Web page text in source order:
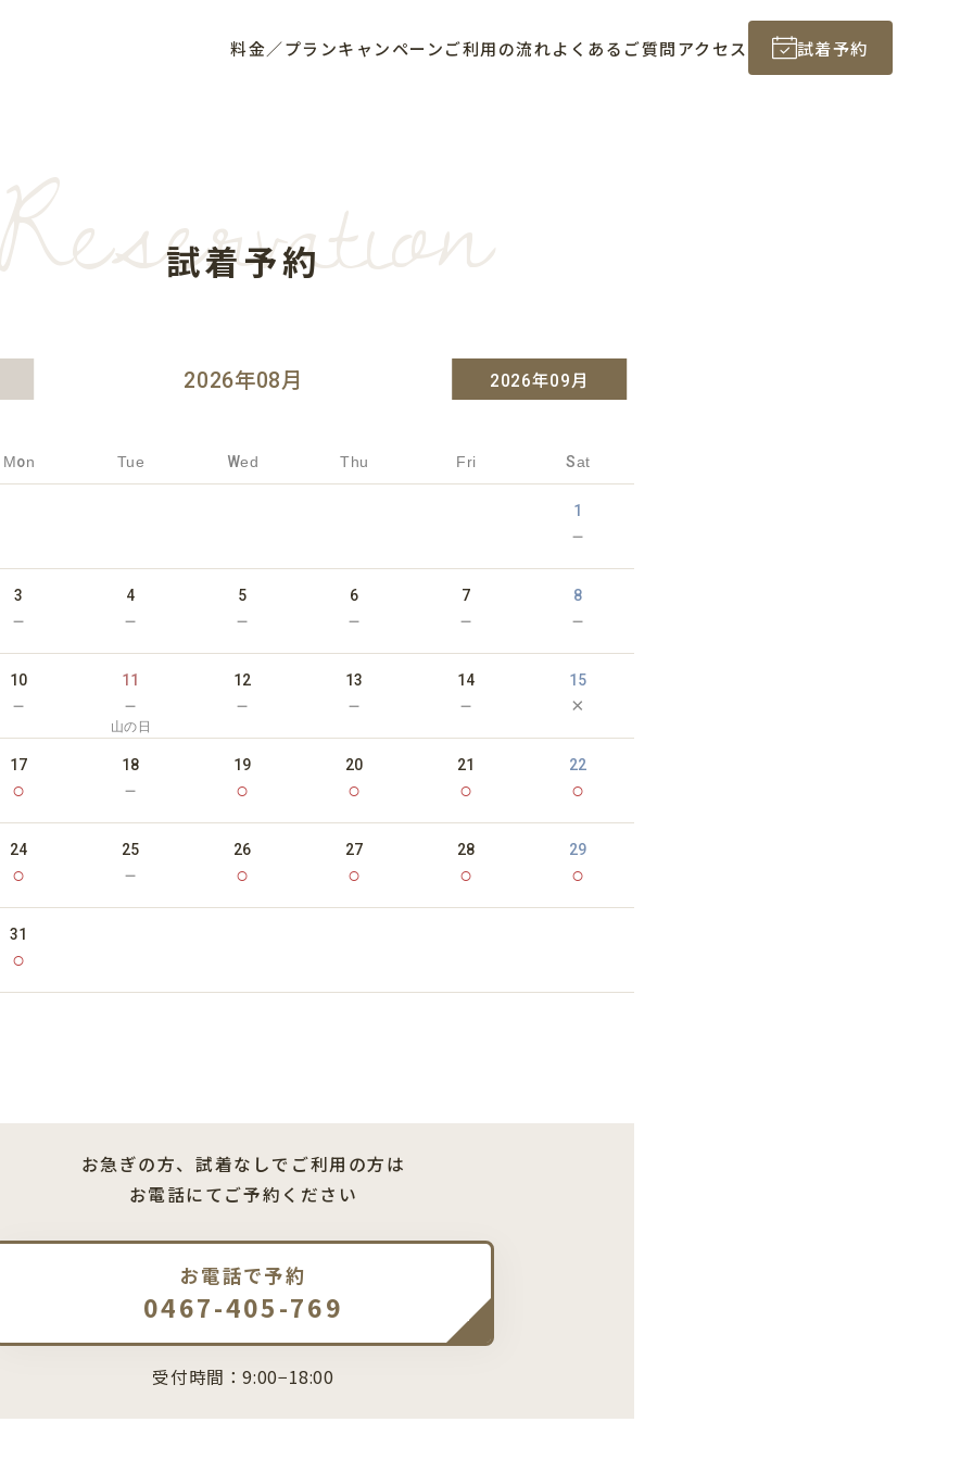
料金／プランキャンペーンご利用の流れよくあるご質問アクセス 試着予約
試着予約
2026年08月 2026年09月
Mon Tue Wed Thu Fri Sat
1
－
3
－
4
－
5
－
6
－
7
－
8
－
10
－
11
－
山の日
12
－
13
－
14
－
15
×
17
○
18
－
19
○
20
○
21
○
22
○
24
○
25
－
26
○
27
○
28
○
29
○
31
○
お急ぎの方、試着なしでご利用の方は
お電話にてご予約ください
お電話で予約
0467-405-769
受付時間：9:00−18:00